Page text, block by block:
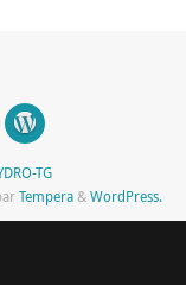
TG
Tempera&WordPress.